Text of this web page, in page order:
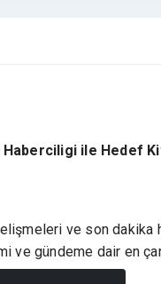
ile Hedef
ve son dakika
ve gündeme dair en
görünürlük saglar ve